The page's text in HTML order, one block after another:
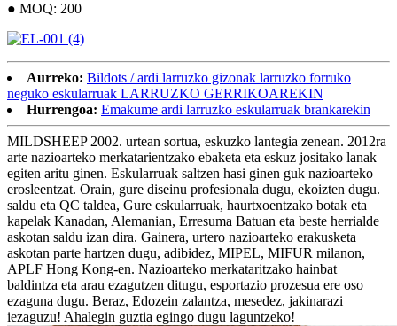
● MOQ: 200
Aurreko: Bildots / ardi larruzko gizonak larruzko forruko
neguko eskularruak LARRUZKO GERRIKOAREKIN
Hurrengoa: Emakume ardi larruzko eskularruak brankarekin
MILDSHEEP 2002. urtean sortua, eskuzko lantegia zenean. 2012ra
arte nazioarteko merkatarientzako ebaketa eta eskuz jositako lanak
egiten aritu ginen. Eskularruak saltzen hasi ginen guk nazioarteko
erosleentzat. Orain, gure diseinu profesionala dugu, ekoizten dugu.
saldu eta QC taldea, Gure eskularruak, haurtxoentzako botak eta
kapelak Kanadan, Alemanian, Erresuma Batuan eta beste herrialde
askotan saldu izan dira. Gainera, urtero nazioarteko erakusketa
askotan parte hartzen dugu, adibidez, MIPEL, MIFUR milanon,
APLF Hong Kong-en. Nazioarteko merkataritzako hainbat
baldintza eta arau ezagutzen ditugu, esportazio prozesua ere oso
ezaguna dugu. Beraz, Edozein zalantza, mesedez, jakinarazi
iezaguzu! Ahalegin guztia egingo dugu laguntzeko!